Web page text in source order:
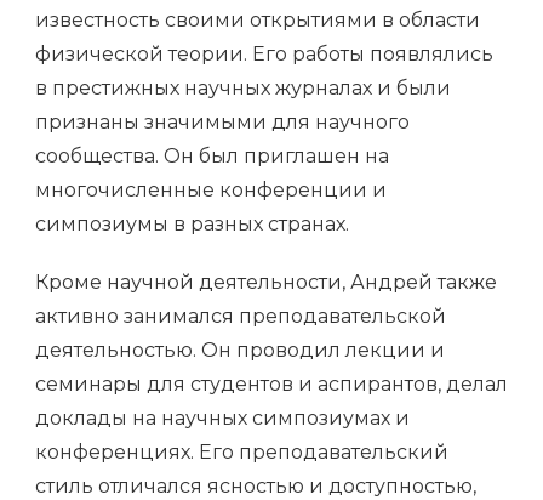
известность своими открытиями в области
физической теории. Его работы появлялись
в престижных научных журналах и были
признаны значимыми для научного
сообщества. Он был приглашен на
многочисленные конференции и
симпозиумы в разных странах.
Кроме научной деятельности, Андрей также
активно занимался преподавательской
деятельностью. Он проводил лекции и
семинары для студентов и аспирантов, делал
доклады на научных симпозиумах и
конференциях. Его преподавательский
стиль отличался ясностью и доступностью,